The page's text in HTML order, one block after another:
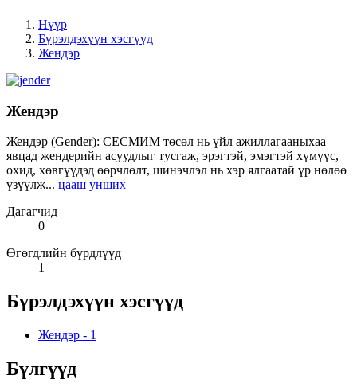
Нүүр
Бүрэлдэхүүн хэсгүүд
Жендэр
Жендэр
Жендэр (Gender): СЕСМИМ төсөл нь үйл ажиллагааныхаа
явцад жендерийн асуудлыг тусгаж, эрэгтэй, эмэгтэй хүмүүс,
охид, хөвгүүдэд өөрчлөлт, шинэчлэл нь хэр ялгаатай үр нөлөө
үзүүлж... цааш унших
Дагагчид
0
Өгөгдлийн бүрдлүүд
1
Бүрэлдэхүүн хэсгүүд
Жендэр - 1
Бүлгүүд